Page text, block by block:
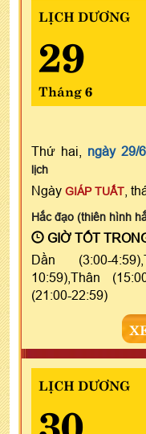
LỊCH DƯƠNG
29
Tháng 6
Thứ hai, ngày 29/
lịch
Ngày GIÁP TUẤT ,
Hắc đạo (thiên hình
GIỜ TỐT
Dần (3:00-
10:59),Thân
(21:00-22:59)
LỊCH DƯƠNG
30